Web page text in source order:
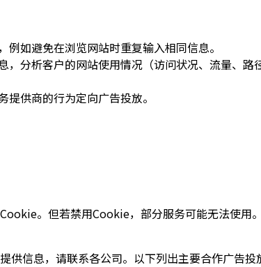
如避免在浏览网站时重复输入相同信息。
分析客户的网站使用情况（访问状况、流量、路
供商的行为定向广告投放。
。但若禁用Cookie，部分服务可能无法使用。
供信息，请联系各公司。以下列出主要合作广告